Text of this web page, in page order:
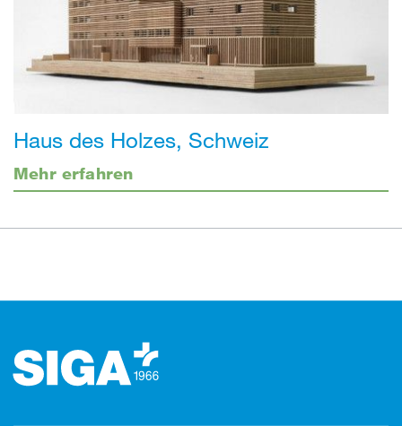
Haus des Holzes, Schweiz
Mehr erfahren